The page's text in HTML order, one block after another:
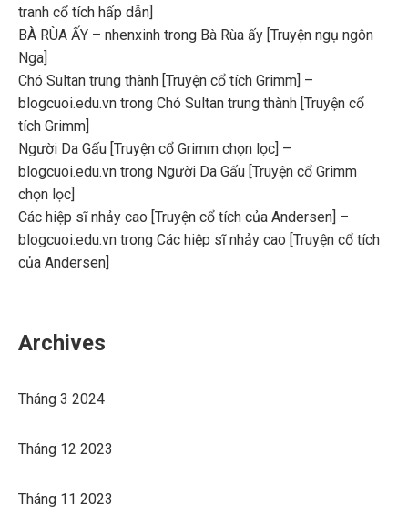
tranh cổ tích hấp dẫn]
BÀ RÙA ẤY – nhenxinh trong Bà Rùa ấy [Truyện ngụ ngôn
Nga]
Chó Sultan trung thành [Truyện cổ tích Grimm] –
blogcuoi.edu.vn trong Chó Sultan trung thành [Truyện cổ
tích Grimm]
Người Da Gấu [Truyện cổ Grimm chọn lọc] –
blogcuoi.edu.vn trong Người Da Gấu [Truyện cổ Grimm
chọn lọc]
Các hiệp sĩ nhảy cao [Truyện cổ tích của Andersen] –
blogcuoi.edu.vn trong Các hiệp sĩ nhảy cao [Truyện cổ tích
của Andersen]
Archives
Tháng 3 2024
Tháng 12 2023
Tháng 11 2023